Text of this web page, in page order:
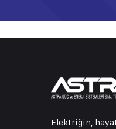
Elektriğin,